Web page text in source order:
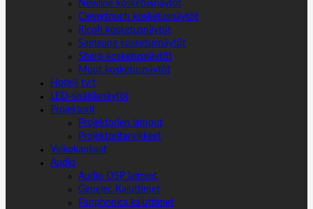
Newline kosketusnäytöt
Clevertouch kosketusnäytöt
Ricoh kosketusnäytöt
Samsung kosketusnäytöt
Sharp kosketusnäytöt
Muut kosketusnäytöt
Hotelli tv:t
LED-sisätilanäytöt
Projektorit
Projektorien lamput
Projektoritarvikkeet
Valkokankaat
Audio
Audio DSP laitteet
Genelec Kaiuttimet
Panphonics kaiuttimet